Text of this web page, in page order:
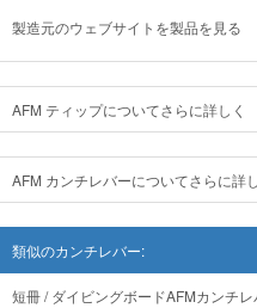
製造元のウェブサイトを製品を見る
AFM ティップについてさらに詳しく
AFM カンチレバーについてさらに詳
類似のカンチレバー:
短冊 / ダイビングボードAFMカンチレ